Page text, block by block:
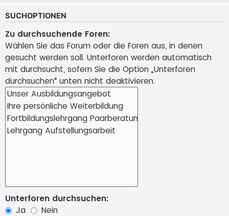
SUCHOPTIONEN
Zu durchsuchende Foren:
Wählen Sie das Forum oder die Foren aus, in denen
gesucht werden soll. Unterforen werden automatisch
mit durchsucht, sofern Sie die Option „Unterforen
durchsuchen“ unten nicht deaktivieren.
Unterforen durchsuchen:
Ja
Nein